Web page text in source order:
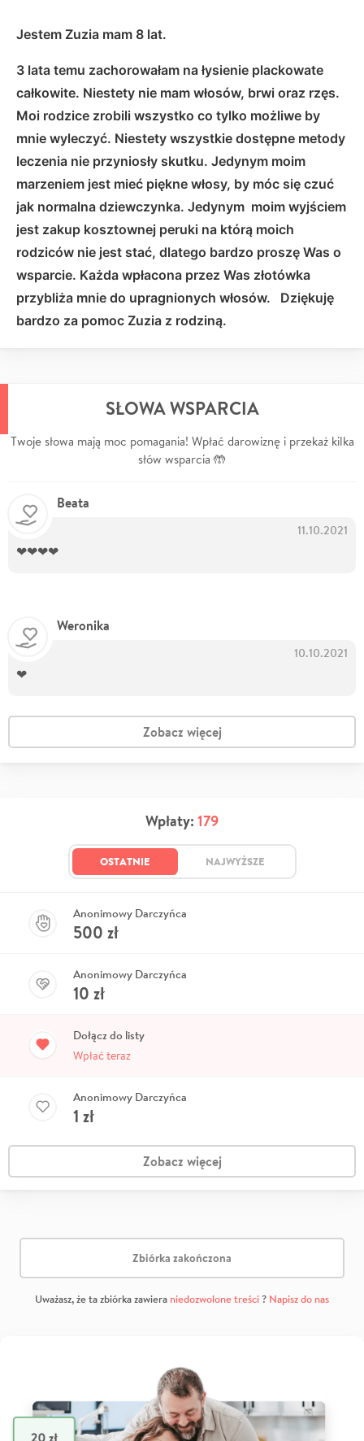
Jestem Zuzia mam 8 lat.
3 lata temu zachorowałam na łysienie plackowate
całkowite. Niestety nie mam włosów, brwi oraz rzęs.
Moi rodzice zrobili wszystko co tylko możliwe by
mnie wyleczyć. Niestety wszystkie dostępne metody
leczenia nie przyniosły skutku. Jedynym moim
marzeniem jest mieć piękne włosy, by móc się czuć
jak normalna dziewczynka. Jedynym moim wyjściem
jest zakup kosztownej peruki na którą moich
rodziców nie jest stać, dlatego bardzo proszę Was o
wsparcie. Każda wpłacona przez Was złotówka
przybliża mnie do upragnionych włosów. Dziękuję
bardzo za pomoc Zuzia z rodziną.
SŁOWA WSPARCIA
Twoje słowa mają moc pomagania! Wpłać darowiznę i przekaż kilka
słów wsparcia 🤲
Beata
11.10.2021
❤❤❤❤
Weronika
10.10.2021
❤
Zobacz więcej
Wpłaty: 179
OSTATNIE NAJWYŻSZE
Anonimowy Darczyńca
500 zł
Anonimowy Darczyńca
10 zł
Dołącz do listy
Wpłać teraz
Anonimowy Darczyńca
1 zł
Zobacz więcej
Zbiórka zakończona
Uważasz, że ta zbiórka zawiera niedozwolone treści? Napisz do nas